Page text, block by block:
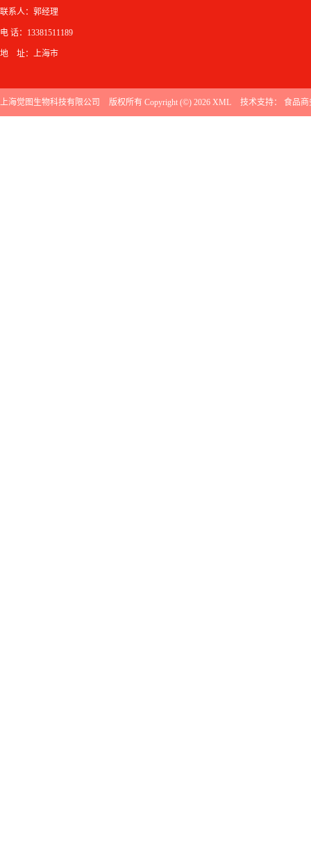
联系人：郭经理
电 话：13381511189
地 址：上海市
上海觉图生物科技有限公司 版权所有 Copyright (©) 2026 XML 技术支持： 食品商